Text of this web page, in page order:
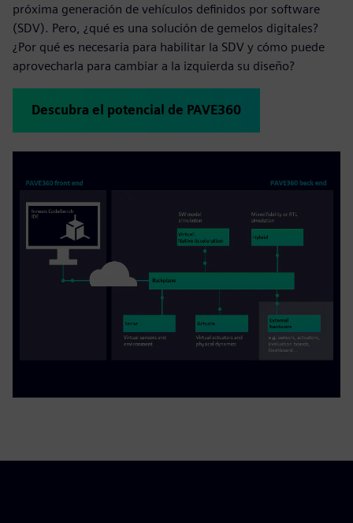
próxima generación de vehículos definidos por software
(SDV). Pero, ¿qué es una solución de gemelos digitales?
¿Por qué es necesaria para habilitar la SDV y cómo puede
aprovecharla para cambiar a la izquierda su diseño?
Descubra el potencial de PAVE360